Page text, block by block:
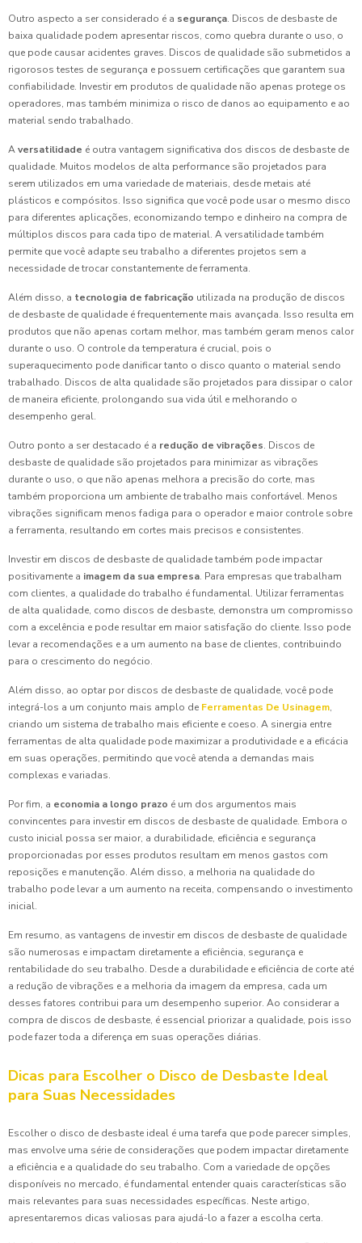
Outro aspecto a ser considerado é a segurança. Discos de desbaste de
baixa qualidade podem apresentar riscos, como quebra durante o uso, o
que pode causar acidentes graves. Discos de qualidade são submetidos a
rigorosos testes de segurança e possuem certificações que garantem sua
confiabilidade. Investir em produtos de qualidade não apenas protege os
operadores, mas também minimiza o risco de danos ao equipamento e ao
material sendo trabalhado.
Aversatilidade é outra vantagem significativa dos discos de desbaste de
qualidade. Muitos modelos de alta performance são projetados para
serem utilizados em uma variedade de materiais, desde metais até
plásticos e compósitos. Isso significa que você pode usar o mesmo disco
para diferentes aplicações, economizando tempo e dinheiro na compra de
múltiplos discos para cada tipo de material. A versatilidade também
permite que você adapte seu trabalho a diferentes projetos sem a
necessidade de trocar constantemente de ferramenta.
Além disso, a tecnologia de fabricação utilizada na produção de discos
de desbaste de qualidade é frequentemente mais avançada. Isso resulta em
produtos que não apenas cortam melhor, mas também geram menos calor
durante o uso. O controle da temperatura é crucial, pois o
superaquecimento pode danificar tanto o disco quanto o material sendo
trabalhado. Discos de alta qualidade são projetados para dissipar o calor
de maneira eficiente, prolongando sua vida útil e melhorando o
desempenho geral.
Outro ponto a ser destacado é a redução de vibrações. Discos de
desbaste de qualidade são projetados para minimizar as vibrações
durante o uso, o que não apenas melhora a precisão do corte, mas
também proporciona um ambiente de trabalho mais confortável. Menos
vibrações significam menos fadiga para o operador e maior controle sobre
a ferramenta, resultando em cortes mais precisos e consistentes.
Investir em discos de desbaste de qualidade também pode impactar
positivamente a imagem da sua empresa. Para empresas que trabalham
com clientes, a qualidade do trabalho é fundamental. Utilizar ferramentas
de alta qualidade, como discos de desbaste, demonstra um compromisso
com a excelência e pode resultar em maior satisfação do cliente. Isso pode
levar a recomendações e a um aumento na base de clientes, contribuindo
para o crescimento do negócio.
Além disso, ao optar por discos de desbaste de qualidade, você pode
integrá-los a um conjunto mais amplo de Ferramentas De Usinagem,
criando um sistema de trabalho mais eficiente e coeso. A sinergia entre
ferramentas de alta qualidade pode maximizar a produtividade e a eficácia
em suas operações, permitindo que você atenda a demandas mais
complexas e variadas.
Por fim, a economia a longo prazo é um dos argumentos mais
convincentes para investir em discos de desbaste de qualidade. Embora o
custo inicial possa ser maior, a durabilidade, eficiência e segurança
proporcionadas por esses produtos resultam em menos gastos com
reposições e manutenção. Além disso, a melhoria na qualidade do
trabalho pode levar a um aumento na receita, compensando o investimento
inicial.
Em resumo, as vantagens de investir em discos de desbaste de qualidade
são numerosas e impactam diretamente a eficiência, segurança e
rentabilidade do seu trabalho. Desde a durabilidade e eficiência de corte até
a redução de vibrações e a melhoria da imagem da empresa, cada um
desses fatores contribui para um desempenho superior. Ao considerar a
compra de discos de desbaste, é essencial priorizar a qualidade, pois isso
pode fazer toda a diferença em suas operações diárias.
Dicas para Escolher o Disco de Desbaste Ideal
para Suas Necessidades
Escolher o disco de desbaste ideal é uma tarefa que pode parecer simples,
mas envolve uma série de considerações que podem impactar diretamente
a eficiência e a qualidade do seu trabalho. Com a variedade de opções
disponíveis no mercado, é fundamental entender quais características são
mais relevantes para suas necessidades específicas. Neste artigo,
apresentaremos dicas valiosas para ajudá-lo a fazer a escolha certa.